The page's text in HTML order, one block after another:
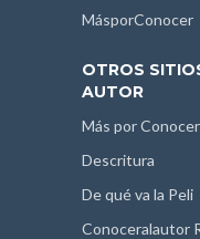
MásporConocer
OTROS
AUTOR
Más por Conocer
Descritura
De qué va la Peli
Conoceralautor